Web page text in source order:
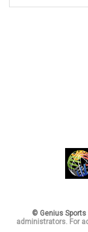
© Genius Sports
administrators. For